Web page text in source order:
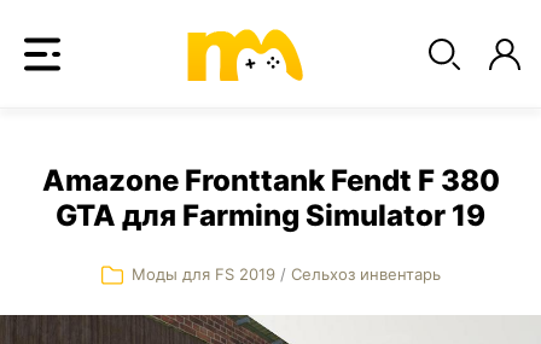
Amazone Fronttank Fendt F 380
GTA для Farming Simulator 19
Моды для FS 2019/ Сельхоз инвентарь